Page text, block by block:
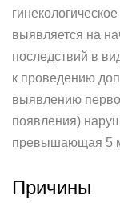
выявляется на
последствий в
к проведению
выявлению
появления)
превышающая 5
Причины